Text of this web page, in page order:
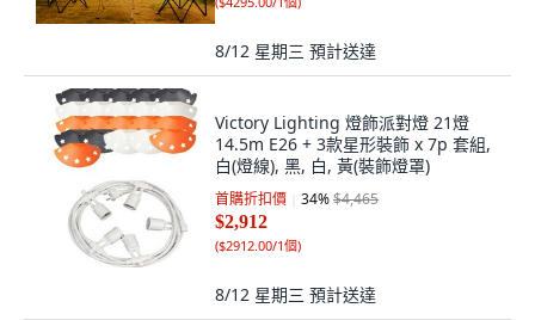
8/12 星期三 預計送達
Victory Lighting 燈飾派對燈 21燈
14.5m E26 + 3款星形裝飾 x 7p 套組,
白(燈線), 黑, 白, 黃(裝飾燈罩)
首購折扣價 34%$4,465
$2,912
($2912.00/1個)
8/12 星期三 預計送達